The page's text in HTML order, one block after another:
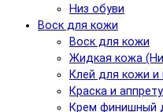
Низ обуви
Воск для кожи
Воск для кожи
Жидкая кожа
Клей для кожи
Краска и
Крем финишный